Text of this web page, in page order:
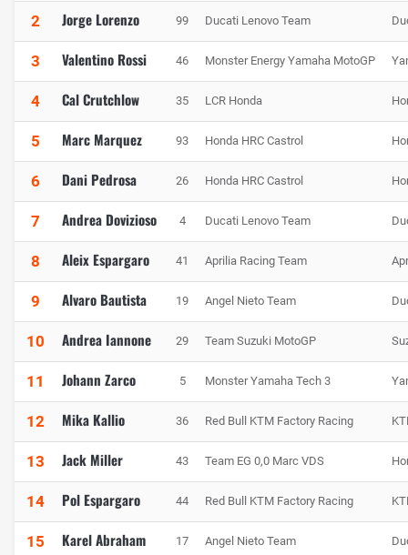
2 Jorge Lorenzo 99 Ducati Lenovo Team
3 Valentino Rossi 46 Monster Energy Yamaha MotoGP
4 Cal Crutchlow 35 LCR Honda
5 Marc Marquez 93 Honda HRC Castrol
6 Dani Pedrosa 26 Honda HRC Castrol
7 Andrea Dovizioso 4 Ducati Lenovo Team
8 Aleix Espargaro 41 Aprilia Racing Team
9 Alvaro Bautista 19 Angel Nieto Team
10 Andrea Iannone 29 Team Suzuki MotoGP
11 Johann Zarco 5 Monster Yamaha Tech 3
12 Mika Kallio 36 Red Bull KTM Factory Racing
13 Jack Miller 43 Team EG 0,0 Marc VDS
14 Pol Espargaro 44 Red Bull KTM Factory Racing
15 Karel Abraham 17 Angel Nieto Team